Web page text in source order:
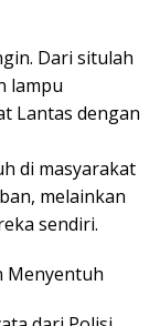
Dari situlah
lampu
Lantas dengan
di masyarakat
melainkan
sendiri.
Menyentuh